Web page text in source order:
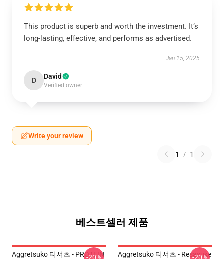
This product is superb and worth the investment. It’s
long-lasting, effective, and performs as advertised.
Jan 15, 2025
D David
Verified owner
Write your review
1 / 1
베스트셀러 제품
Aggretsuko 티셔츠 - PROTEIN
Aggretsuko 티셔츠 - Resasuke